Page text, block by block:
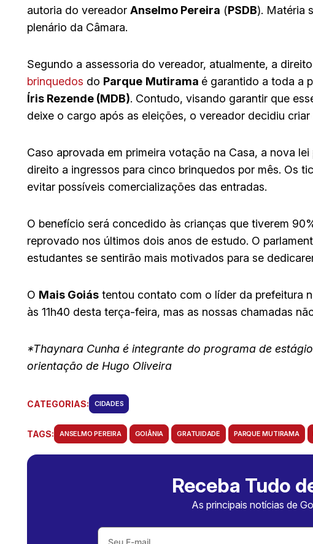
autoria do vereador Anselmo Pereira (PSDB). Matéria
plenário da Câmara.
Segundo a assessoria do vereador, atualmente, a
brinquedos do Parque Mutirama é garantido a toda a
Íris Rezende (MDB). Contudo, visando garantir que
deixe o cargo após as eleições, o vereador decidiu criar
Caso aprovada em primeira votação na Casa, a nova
direito a ingressos para cinco brinquedos por mês. Os
evitar possíveis comercializações das entradas.
O benefício será concedido às crianças que tiverem
reprovado nos últimos dois anos de estudo. O
estudantes se sentirão mais motivados para se
O Mais Goiás tentou contato com o líder da prefeitura
às 11h40 desta terça-feira, mas as nossas chamadas
*Thaynara Cunha é integrante do programa de
orientação de Hugo Oliveira
CATEGORIAS: CIDADES
TAGS: ANSELMO PEREIRA GOIÂNIA GRATUIDADE PARQUE MUTIRAMA
Receba Tudo
As principais notícias de